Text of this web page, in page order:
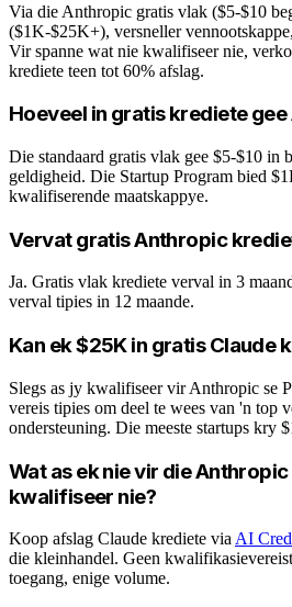
Via die Anthropic gratis vlak ($5-$10
($1K-$25K+), versneller
Vir spanne wat nie kwalifiseer nie,
krediete teen tot 60% afslag.
Hoeveel in gratis krediete
Die standaard gratis vlak gee $5-$10 in
geldigheid. Die Startup Program bied
kwalifiserende maatskappye.
Vervat gratis Anthropic
Ja. Gratis vlak krediete verval in 3
verval tipies in 12 maande.
Kan ek $25K in gratis Claude
Slegs as jy kwalifiseer vir Anthropic se
vereis tipies om deel te wees van 'n top
ondersteuning. Die meeste startups kry
Wat as ek nie vir die
kwalifiseer nie?
Koop afslag Claude krediete via AI
die kleinhandel. Geen
toegang, enige volume.